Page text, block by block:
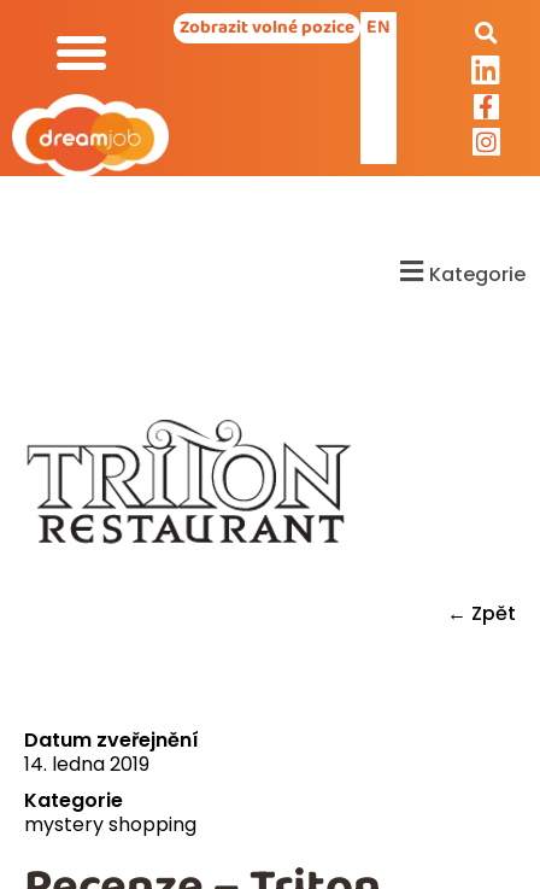
Zobrazit volné pozice EN
Kategorie
← Zpět
Datum zveřejnění
14. ledna 2019
Kategorie
mystery shopping